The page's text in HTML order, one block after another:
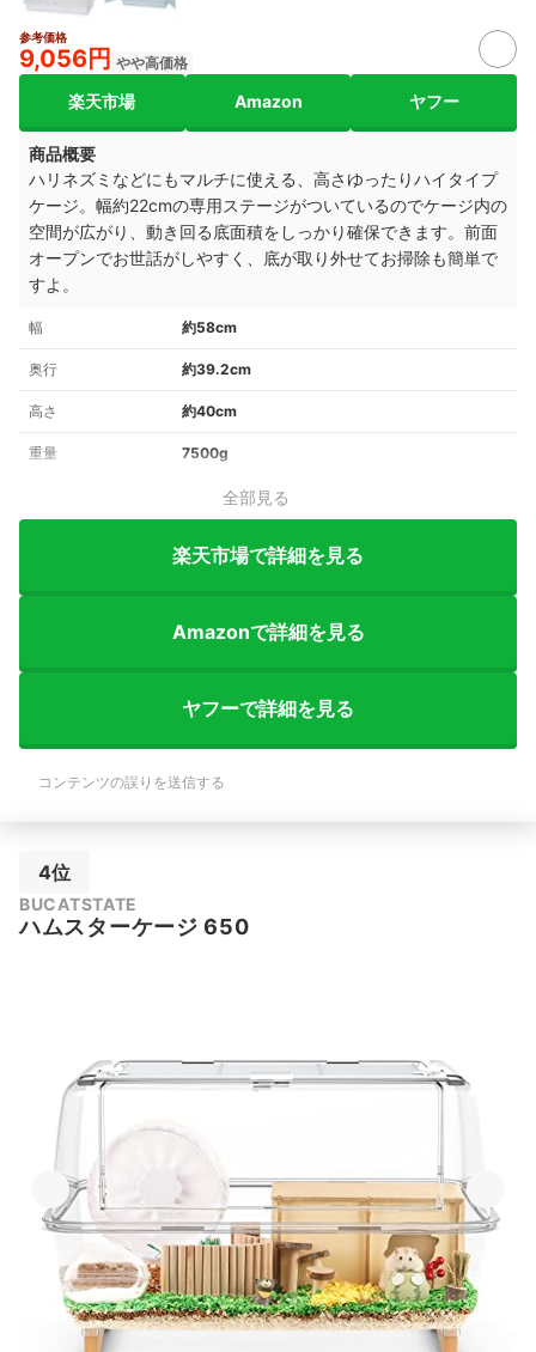
参考価格
9,056円 やや高価格
楽天市場 Amazon ヤフー
商品概要
ハリネズミなどにもマルチに使える、 高さゆったりハイタイプ
ケージ。 幅約22cmの専用ステージがついているのでケージ内の
空間が広がり、動き回る底面積をしっかり確保できます。 前面
オープンでお世話がしやすく、 底が取り外せてお掃除も簡単で
すよ。
幅 約58cm
奥行 約39.2cm
高さ 約40cm
重量 7500g
全部見る
楽天市場で詳細を見る
Amazonで詳細を見る
ヤフーで詳細を見る
コンテンツの誤りを送信する
4位
BUCATSTATE
ハムスターケージ 650